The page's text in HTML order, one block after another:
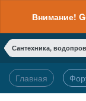
Внимание!
Главная